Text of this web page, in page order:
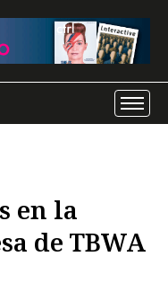
en la
de TBWA